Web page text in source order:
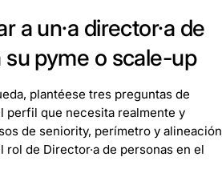
a un·a director·a de
su pyme o scale-up
plantéese tres preguntas de
perfil que necesita realmente y
de seniority, perímetro y alineación
de Director·a de personas en el